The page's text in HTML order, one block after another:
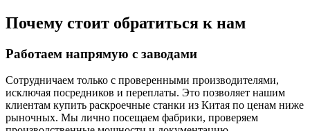
Почему стоит обратиться к нам
Работаем напрямую с заводами
Сотрудничаем только с проверенными производителями,
исключая посредников и переплаты. Это позволяет нашим
клиентам купить раскроечные станки из Китая по ценам ниже
рыночных. Мы лично посещаем фабрики, проверяем